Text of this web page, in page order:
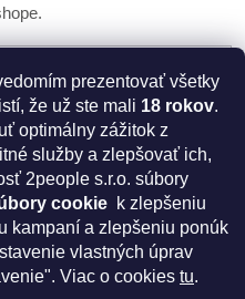
prezentovať všetky
že už ste mali 18 rokov.
optimálny zážitok z
služby a zlepšovať ich,
2people s.r.o. súbory
cookie k zlepšeniu
kampaní a zlepšeniu ponúk
vlastných úprav
Viac o cookies tu.
k výživovým